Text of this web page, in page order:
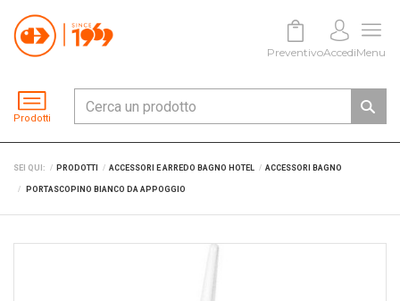
Prodotti
PreventivoAccediMenu
SEI QUI: PRODOTTI ACCESSORI E ARREDO BAGNO HOTEL ACCESSORI BAGNO
PORTASCOPINO BIANCO DA APPOGGIO